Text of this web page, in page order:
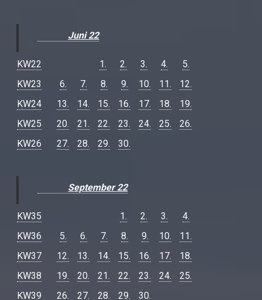
Juni 22
KW22 1. 2. 3. 4.
5.
KW23
6. 7. 8. 9. 10. 11.
12.
KW24
13. 14. 15. 16. 17. 18.
19.
KW25
20. 21. 22. 23. 24. 25.
26.
KW26
27. 28. 29. 30.
September 22
KW35 1. 2. 3.
4.
KW36
5. 6. 7. 8. 9. 10.
11.
KW37
12. 13. 14. 15. 16. 17.
18.
KW38
19. 20. 21. 22. 23. 24.
25.
KW39
26. 27. 28. 29. 30.